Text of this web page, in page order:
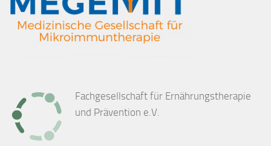
Fachgesellschaft für Ernährungstherapie
und Prävention e.V.